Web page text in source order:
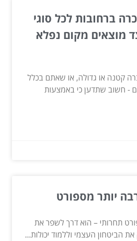
ברחובות לכל סוגי
מוצאים מקום נפלא
קטנה או גדולה, או שאתם בכלל
- חשוב שתדען כי באמצעות
יותר מספורט
תחרותי – הוא דרך לשפר את
הביטחון העצמי וללמוד יכולות...